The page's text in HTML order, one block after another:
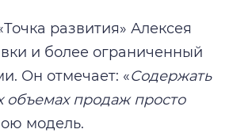
развития» Алексея
и более ограниченный
Он отмечает: «Содержать
объемах продаж просто
модель.